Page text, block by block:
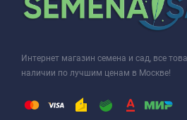
Интернет магазин семена и сад, все
наличии по лучшим ценам в Москве!